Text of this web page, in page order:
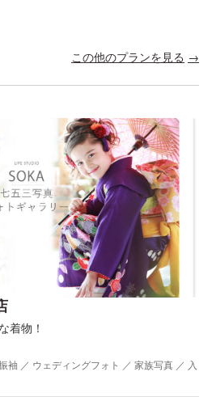
この他のプランを見る
着物！
袖 ／ ウェディングフォト ／ 家族写真 ／ 入